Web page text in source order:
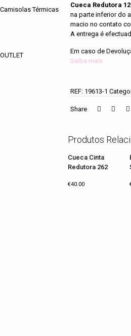
Camisolas Térmicas
OUTLET
Cueca Redutora
na parte inferior do
macio no contato
A entrega é
Em caso de
Saiba mais
REF: 19613-1
Share
Produtos
Cueca Cinta
Redutora 262
€40.00